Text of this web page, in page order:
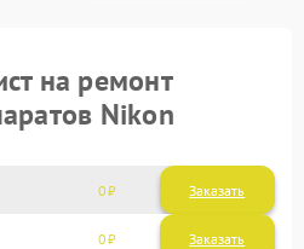
на ремонт
Nikon
0 Заказать
0 Заказать